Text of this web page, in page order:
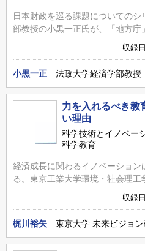
日本財政を巡る課題についての
部教授の小黒一正氏が、「地方庁
収録
小黒一正 法政大学経済学部教授
力を入れるべき教
い理由
科学技術とイノベー
科学教育
経済成長に関わるイノベーショ
る。東京工業大学環境・社会理工
収録
梶川裕矢 東京大学 未来ビジョ